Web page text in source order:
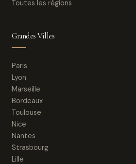
Toutes les régions
Grandes Villes
Paris
Lyon
Marseille
Bordeaux
Toulouse
Nice
Nantes
Strasbourg
Lille